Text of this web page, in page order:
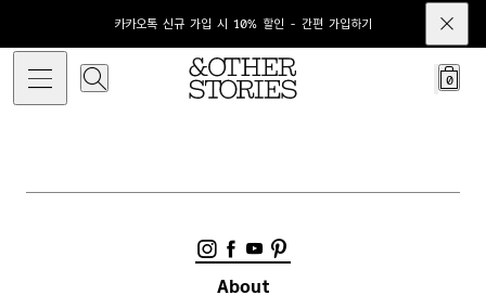
카카오톡 신규 가입 시 10% 할인 - 간편 가입하기
0
About